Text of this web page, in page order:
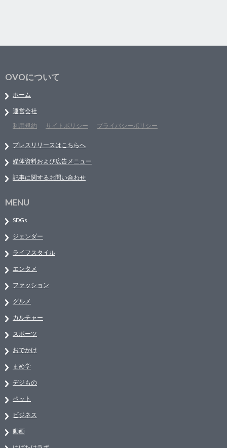
OVOについて
ホーム
運営会社
利用規約
サイトポリシー プライバシーポリシー
プレスリリースはこちらへ
媒体資料および広告メニュー
記事に関するお問い合わせ
MENU
SDGs
ジェンダー
ライフスタイル
エンタメ
ファッション
グルメ
カルチャー
スポーツ
おでかけ
まめ学
デジもの
ペット
ビジネス
動画